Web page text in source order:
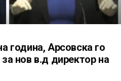
година, Арсовска го
нов в.д директор на